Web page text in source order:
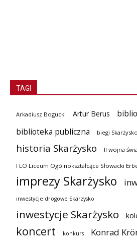
TAGI
Arkadiusz Bogucki Artur Berus
biblioteka publiczna
biegi Skarżysko
historia Skarżysko II wojna
I LO Liceum Ogólnokształcące Słowacki
imprezy Skarżysko
inwestycje drogowe Skarżysko
inwestycje Skarżysko
koncert konkurs
Konrad